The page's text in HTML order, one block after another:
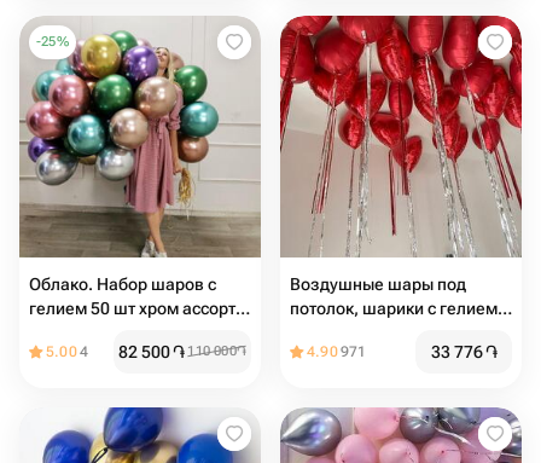
-25%
Облако. Набор шаров с
гелием 50 шт хром ассорти
5.004 82 500֏ 110 000֏
Воздушные шары под
потолок, шарики с гелием
Pinterest, фольгированные
4.90971 33 776֏